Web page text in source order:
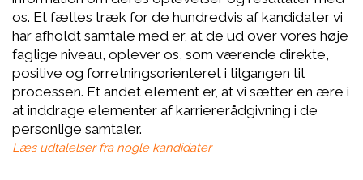
os. Et fælles træk for de hundredvis af kandidater vi
har afholdt samtale med er, at de ud over vores høje
faglige niveau, oplever os, som værende direkte,
positive og forretningsorienteret i tilgangen til
processen. Et andet element er, at vi sætter en ære i
at inddrage elementer af karriererådgivning i de
personlige samtaler.
Læs udtalelser fra nogle kandidater